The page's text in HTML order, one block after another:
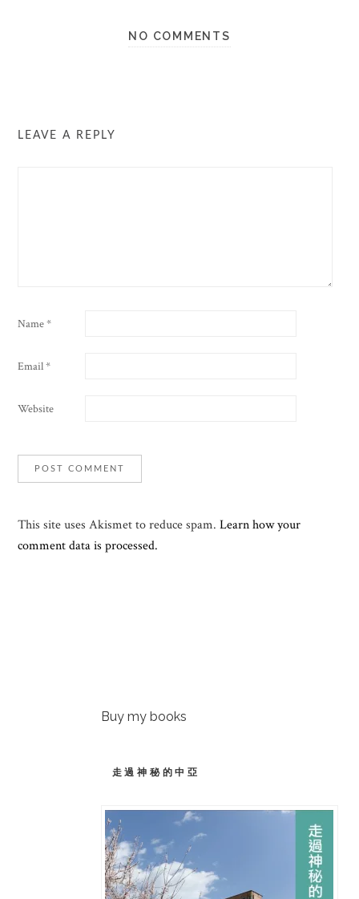
NO COMMENTS
LEAVE A REPLY
Name*
Email*
Website
This site uses Akismet to reduce spam.Learn how your
comment data is processed.
Buy my books
走過神秘的中亞